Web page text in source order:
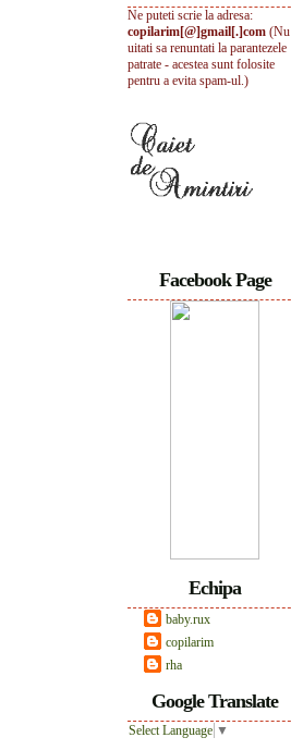
Ne puteti scrie la adresa:
copilarim[@]gmail[.]com (Nu
uitati sa renuntati la parantezele
patrate - acestea sunt folosite
pentru a evita spam-ul.)
Facebook Page
Echipa
baby.rux
copilarim
rha
Google Translate
Select Language ▼